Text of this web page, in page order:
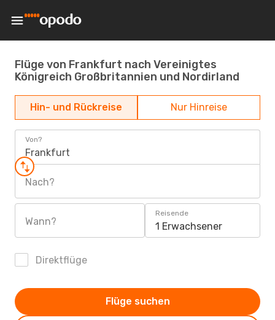
Flüge von Frankfurt nach Vereinigtes
Königreich Großbritannien und Nordirland
Hin- und Rückreise Nur Hinreise
Von?
Frankfurt
Nach?
Wann?
Reisende
1 Erwachsener
Direktflüge
Flüge suchen